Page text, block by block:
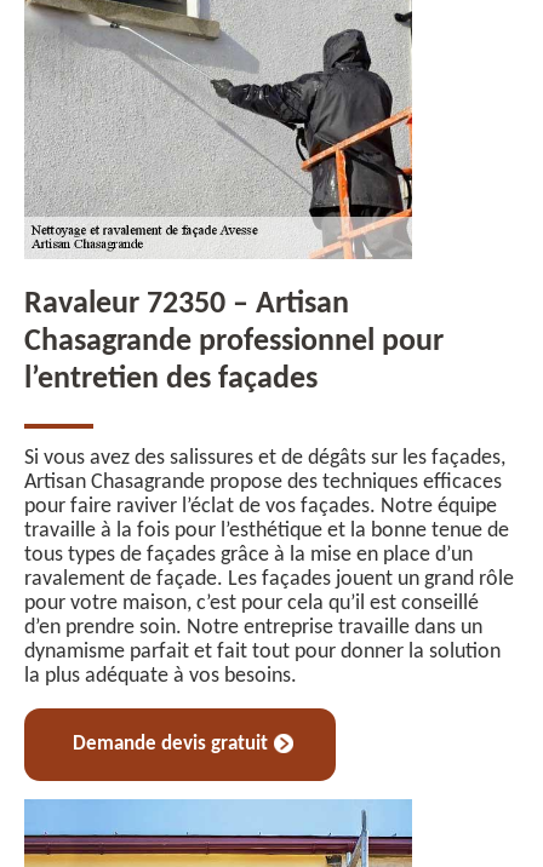
Ravaleur 72350 – Artisan
Chasagrande professionnel pour
l’entretien des façades
Si vous avez des salissures et de dégâts sur les façades,
Artisan Chasagrande propose des techniques efficaces
pour faire raviver l’éclat de vos façades. Notre équipe
travaille à la fois pour l’esthétique et la bonne tenue de
tous types de façades grâce à la mise en place d’un
ravalement de façade. Les façades jouent un grand rôle
pour votre maison, c’est pour cela qu’il est conseillé
d’en prendre soin. Notre entreprise travaille dans un
dynamisme parfait et fait tout pour donner la solution
la plus adéquate à vos besoins.
Demande devis gratuit